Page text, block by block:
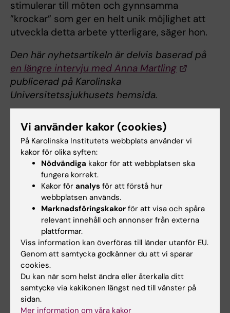
stimulerar till möten och gynnsamma
”krockar” som ger en helt unik möjlighet att
utveckla detta arbete ytterligare, säger hon.
Den här nyhetsartikeln är delvis baserad på
en längre intervju med Anna Martling
publicerad på Karolinska
Universitetssjukhusets hemsida.
Om Life Science-konferensen –
precisionsmedicinens era
Konferensen sätter fokus på Life Sciences
syftet att ta nästa steg i hur precisionsmedicinen
ska utvecklas och organiseras – en central fråga
för Europa. Evenemanget ger tillfälle till
internationell dialog och samverkan mellan de
viktigaste aktörerna. Konferensen kommer att
belysa vikten av forskning och innovation,
uppmärksamma möjligheter och utmaningar och
staka ut kursen för Europa framöver.
För inledningsanförandena står energi- och
näringsminister Ebba Busch, socialminister Jakob
Vi använder kakor (cookies)
På Karolinska Institutets webbplats använder vi
kakor för olika syften:
Nödvändiga kakor för att webbplatsen ska
fungera korrekt.
Kakor för analys för att förstå hur
webbplatsen används.
Marknadsföringskakor för att visa och spåra
relevant innehåll och annonser från externa
plattformar.
Viss information kan överföras till länder utanför EU.
Genom att samtycka godkänner du att vi sparar
cookies.
Du kan när som helst ändra eller återkalla ditt
samtycke via kakikonen längst ned till vänster på
sidan.
Mer information om våra kakor